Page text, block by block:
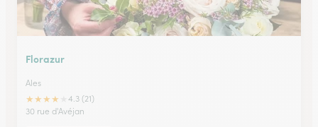
Florazur
Ales
★★★★
4.3 (21)
30 rue d'Avéjan